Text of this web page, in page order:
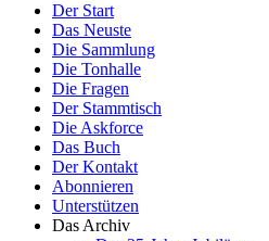
Der Start
Das Neuste
Die Sammlung
Die Tonhalle
Die Fragen
Der Stammtisch
Die Askforce
Das Buch
Der Kontakt
Abonnieren
Unterstützen
Das Archiv